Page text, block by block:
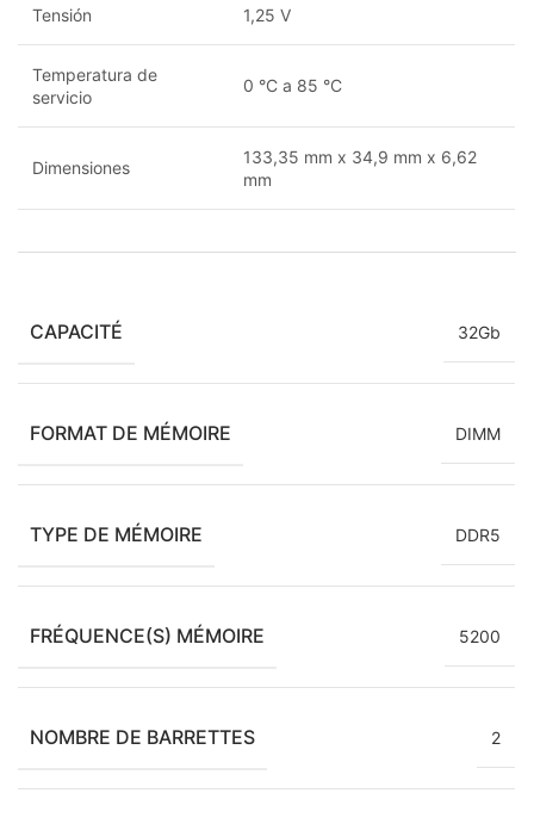
Tensión 1,25 V
Temperatura de
servicio
0 °C a 85 °C
Dimensiones
133,35 mm x 34,9 mm x 6,62
mm
CAPACITÉ 32Gb
FORMAT DE MÉMOIRE DIMM
TYPE DE MÉMOIRE DDR5
FRÉQUENCE(S) MÉMOIRE 5200
NOMBRE DE BARRETTES 2